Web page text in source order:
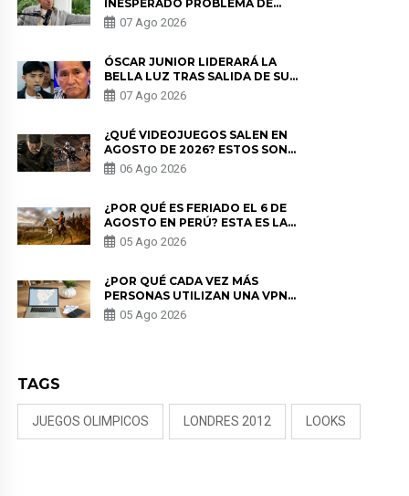
INESPERADO PROBLEMA DE
SALUD ANTES DE SEPARARSE DE
KORINA: “ME ENCONTRARON UN
07 Ago 2026
ÓSCAR JUNIOR LIDERARÁ LA
BELLA LUZ TRAS SALIDA DE SU
PADRE POR POLÉMICA CON
NALDY SALDAÑA
07 Ago 2026
¿QUÉ VIDEOJUEGOS SALEN EN
AGOSTO DE 2026? ESTOS SON
LOS ESTRENOS MÁS ESPERADOS
06 Ago 2026
¿POR QUÉ ES FERIADO EL 6 DE
AGOSTO EN PERÚ? ESTA ES LA
HISTORIA
05 Ago 2026
¿POR QUÉ CADA VEZ MÁS
PERSONAS UTILIZAN UNA VPN
PARA PROTEGER SU
PRIVACIDAD?
05 Ago 2026
TAGS
JUEGOS OLIMPICOS LONDRES 2012 LOOKS